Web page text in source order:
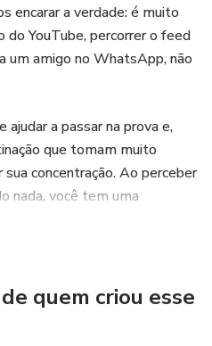
encarar a verdade: é muito
do YouTube, percorrer o feed
um amigo no WhatsApp, não
a passar na prova e,
que tomam muito
concentração. Ao perceber
nada, você tem uma
que você está perdendo o
a desmotivação está se
próximo passo é você parar
quem criou esse